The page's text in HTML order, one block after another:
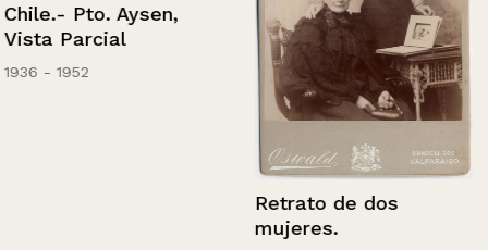
Chile.- Pto. Aysen,
Vista Parcial
1936 - 1952
Retrato de dos
mujeres.